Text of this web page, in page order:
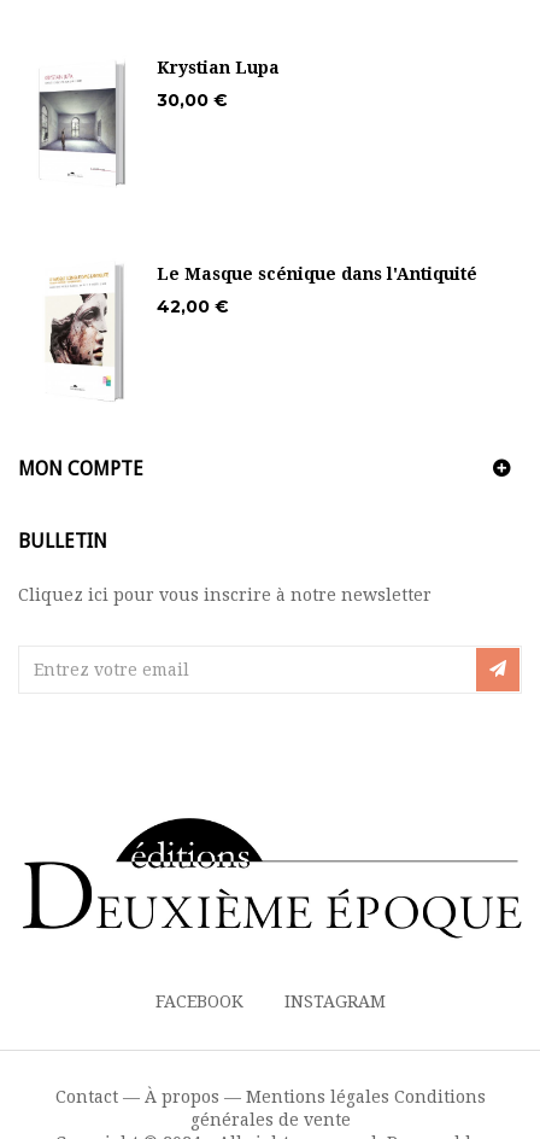
Krystian Lupa
30,00 €
Le Masque scénique dans l'Antiquité
42,00 €
MON COMPTE
BULLETIN
Cliquez ici pour vous inscrire à notre newsletter
FACEBOOK INSTAGRAM
Contact — À propos — Mentions légales Conditions
générales de vente